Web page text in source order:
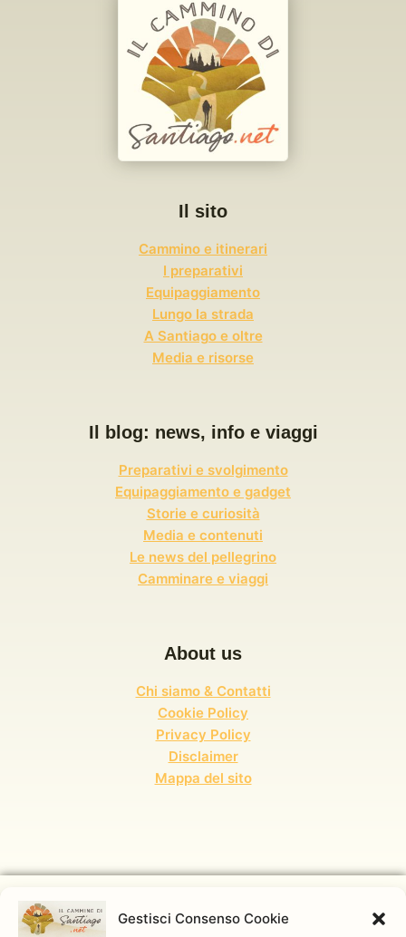
Gestisci Consenso Cookie
Il sito
Cammino e itinerari
I preparativi
Equipaggiamento
Lungo la strada
A Santiago e oltre
Media e risorse
Il blog: news, info e viaggi
Preparativi e svolgimento
Equipaggiamento e gadget
Storie e curiosità
Media e contenuti
Le news del pellegrino
Camminare e viaggi
About us
Chi siamo & Contatti
Cookie Policy
Privacy Policy
Disclaimer
Mappa del sito